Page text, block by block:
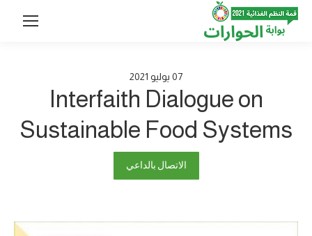
07 يوليو 2021
Interfaith Dialogue on
Sustainable Food Systems
الاتصال بالداعي